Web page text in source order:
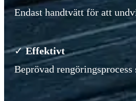
Endast handtvätt för att
✓Effektivt
Beprövad